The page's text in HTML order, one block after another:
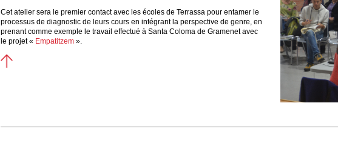
Cet atelier sera le premier contact avec les écoles de Terrassa pour entamer le
processus de diagnostic de leurs cours en intégrant la perspective de genre, en
prenant comme exemple le travail effectué à Santa Coloma de Gramenet avec
le projet « Empatitzem».